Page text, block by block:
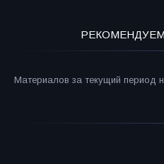
Материалов за текущий период